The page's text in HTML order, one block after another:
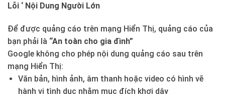
Lỗi ‘ Nội Dung Người Lớn
Để được quảng cáo trên mạng Hiển Thị, quảng cáo của
bạn phải là “An toàn cho gia đình”
Google không cho phép nội dung quảng cáo sau trên
mạng Hiển Thị:
Văn bản, hình ảnh, âm thanh hoặc video có hình vẽ
hành vi tình dục nhằm mục đích khơi dậy